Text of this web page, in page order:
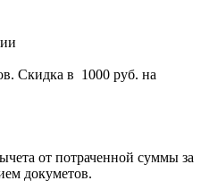
Скидка в 1000 руб. на
от потраченной суммы за
докуметов.